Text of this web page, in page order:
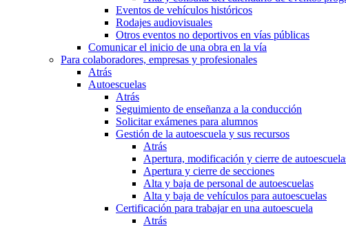
Eventos de vehículos históricos
Rodajes audiovisuales
Otros eventos no deportivos en vías públicas
Comunicar el inicio de una obra en la vía
Para colaboradores, empresas y profesionales
Atrás
Autoescuelas
Atrás
Seguimiento de enseñanza a la conducción
Solicitar exámenes para alumnos
Gestión de la autoescuela y sus recursos
Atrás
Apertura, modificación y cierre de
Apertura y cierre de secciones
Alta y baja de personal de autoescuelas
Alta y baja de vehículos para autoescuelas
Certificación para trabajar en una autoescuela
Atrás